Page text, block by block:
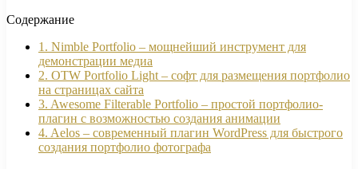
Содержание
1. Nimble Portfolio – мощнейший инструмент для
демонстрации медиа
2. OTW Portfolio Light – софт для размещения портфолио
на страницах сайта
3. Awesome Filterable Portfolio – простой портфолио-
плагин с возможностью создания анимации
4. Aelos – современный плагин WordPress для быстрого
создания портфолио фотографа